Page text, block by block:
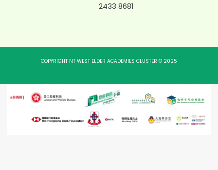
2433 8681
COPYRIGHT NT WEST ELDER ACADEMIES CLUSTER © 2025